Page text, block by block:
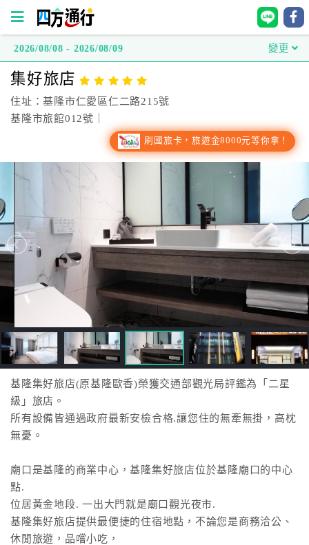
方
通
行
灣
訂
房
直
跟
飯
店
訂
房
HOT
色
民
宿
2026/08/08 - 2026/08/09 變更
集好旅店
住址：基隆市仁愛區仁二路215號
基隆市旅館012號｜
刷國旅卡，旅遊金8000元等你拿！
基隆集好旅店(原基隆歐香)榮獲交通部觀光局評鑑為「二星
級」旅店。
所有設備皆通過政府最新安檢合格.讓您住的無牽無掛，高枕
無憂。
廟口是基隆的商業中心，基隆集好旅店位於基隆廟口的中心
點.
位居黃金地段. 一出大門就是廟口觀光夜市.
基隆集好旅店提供最便捷的住宿地點，不論您是商務洽公、
休閒旅遊，品嚐小吃，